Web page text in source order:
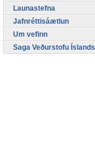
Launastefna
Jafnréttisáætlun
Um vefinn
Saga Veðurstofu Íslands